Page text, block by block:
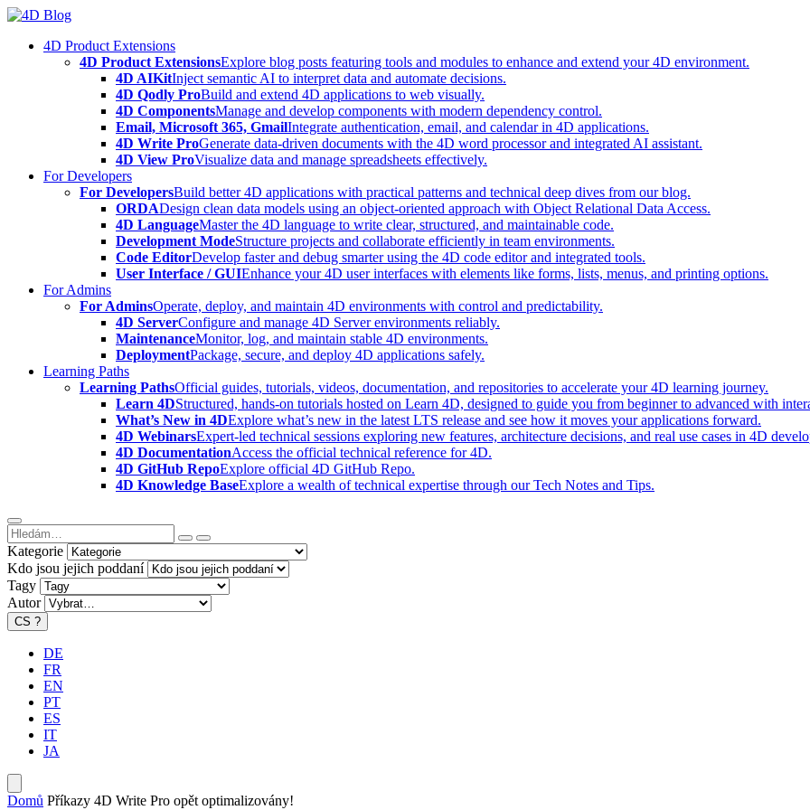
Skip
content4D Product Extensions
4D Product ExtensionsExplore blog posts featuring tools and modules to enhance and extend your 4D environment.
4D AIKitInject semantic AI to interpret data and automate decisions.
4D Qodly ProBuild and extend 4D applications to web visually.
4D ComponentsManage and develop components with modern dependency control.
Email, Microsoft 365, GmailIntegrate authentication, email, and calendar in 4D applications.
4D Write ProGenerate data-driven documents with the 4D word processor and integrated AI assistant.
4D View ProVisualize data and manage spreadsheets effectively.
For Developers
For DevelopersBuild better 4D applications with practical patterns and technical deep dives from our blog.
ORDADesign clean data models using an object-oriented approach with Object Relational Data Access.
4D LanguageMaster the 4D language to write clear, structured, and maintainable code.
Development ModeStructure projects and collaborate efficiently in team environments.
Code EditorDevelop faster and debug smarter using the 4D code editor and integrated tools.
User Interface / GUIEnhance your 4D user interfaces with elements like forms, lists, menus, and printing options.
For Admins
For AdminsOperate, deploy, and maintain 4D environments with control and predictability.
4D ServerConfigure and manage 4D Server environments reliably.
MaintenanceMonitor, log, and maintain stable 4D environments.
DeploymentPackage, secure, and deploy 4D applications safely.
Learning Paths
Learning PathsOfficial guides, tutorials, videos, documentation, and repositories to accelerate your 4D learning journey.
Learn 4DStructured, hands-on tutorials hosted on Learn 4D, designed to guide you from beginner to advanced with
What’s New in 4DExplore what’s new in the latest LTS release and see how it moves your applications forward.
4D WebinarsExpert-led technical sessions exploring new features, architecture decisions, and real use cases in 4D
4D DocumentationAccess the official technical reference for 4D.
4D GitHub RepoExplore official 4D GitHub Repo.
4D Knowledge BaseExplore a wealth of technical expertise through our Tech Notes and Tips.
Kategorie
Kdo jsou jejich poddaní
Tagy
Autor
CS ?
DE
FR
EN
PT
ES
IT
JA
Domů Příkazy 4D Write Pro opět optimalizovány!